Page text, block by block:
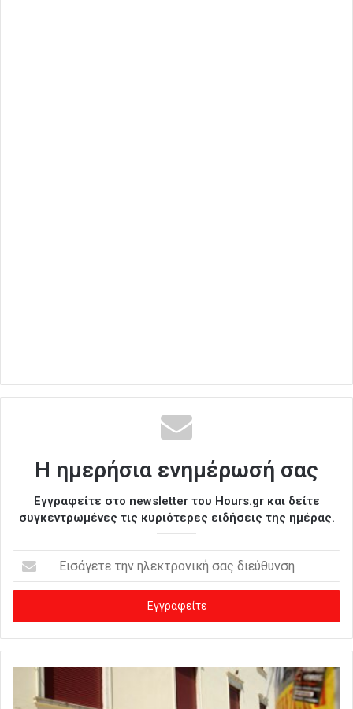
Η ημερήσια ενημέρωσή σας
Εγγραφείτε στο newsletter του Hours.gr και δείτε
συγκεντρωμένες τις κυριότερες ειδήσεις της ημέρας.
σ
γ
ε